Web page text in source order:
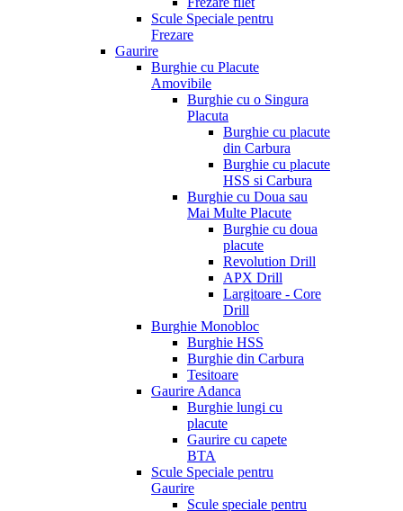
Scule Speciale pentru
Frezare
Gaurire
Burghie cu Placute
Amovibile
Burghie cu o Singura
Placuta
Burghie cu placute
din Carbura
Burghie cu placute
HSS si Carbura
Burghie cu Doua sau
Mai Multe Placute
Burghie cu doua
placute
Revolution Drill
APX Drill
Largitoare - Core
Drill
Burghie Monobloc
Burghie HSS
Burghie din Carbura
Tesitoare
Gaurire Adanca
Burghie lungi cu
placute
Gaurire cu capete
BTA
Scule Speciale pentru
Gaurire
Scule speciale pentru